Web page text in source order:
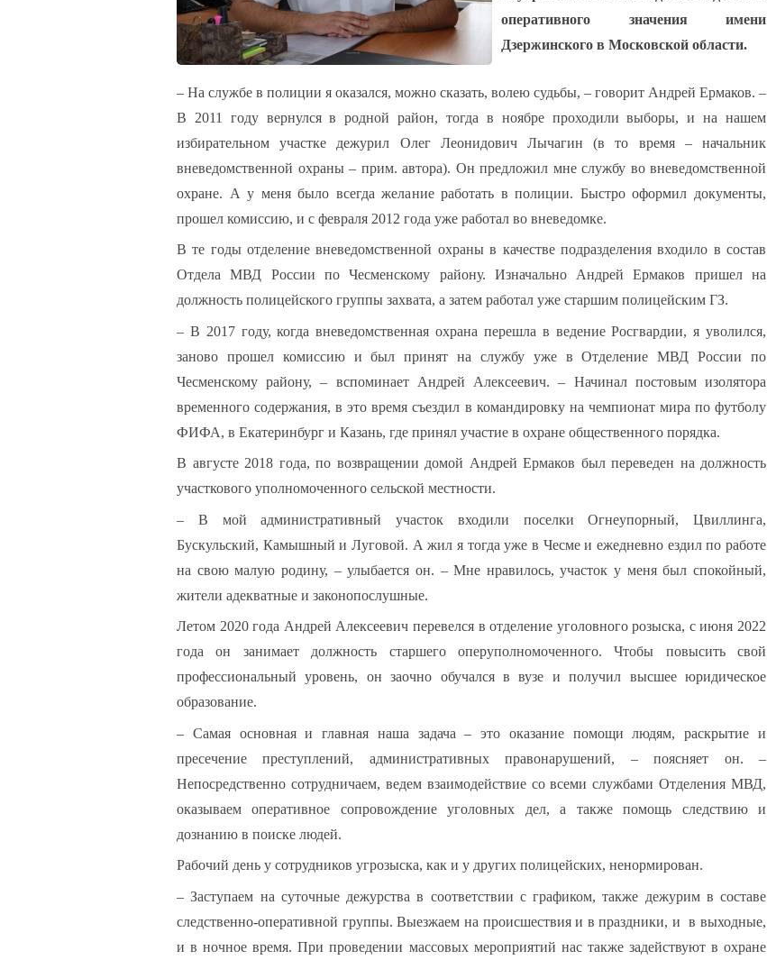
оперативного значения имени
Дзержинского в Московской области.
– На службе в полиции я оказался, можно сказать, волею судьбы, – говорит Андрей Ермаков. –
В 2011 году вернулся в родной район, тогда в ноябре проходили выборы, и на нашем
избирательном участке дежурил Олег Леонидович Лычагин (в то время – начальник
вневедомственной охраны – прим. автора). Он предложил мне службу во вневедомственной
охране. А у меня было всегда желание работать в полиции. Быстро оформил документы,
прошел комиссию, и с февраля 2012 года уже работал во вневедомке.
В те годы отделение вневедомственной охраны в качестве подразделения входило в состав
Отдела МВД России по Чесменскому району. Изначально Андрей Ермаков пришел на
должность полицейского группы захвата, а затем работал уже старшим полицейским ГЗ.
– В 2017 году, когда вневедомственная охрана перешла в ведение Росгвардии, я уволился,
заново прошел комиссию и был принят на службу уже в Отделение МВД России по
Чесменскому району, – вспоминает Андрей Алексеевич. – Начинал постовым изолятора
временного содержания, в это время съездил в командировку на чемпионат мира по футболу
ФИФА, в Екатеринбург и Казань, где принял участие в охране общественного порядка.
В августе 2018 года, по возвращении домой Андрей Ермаков был переведен на должность
участкового уполномоченного сельской местности.
– В мой административный участок входили поселки Огнеупорный, Цвиллинга,
Бускульский, Камышный и Луговой. А жил я тогда уже в Чесме и ежедневно ездил по работе
на свою малую родину, – улыбается он. – Мне нравилось, участок у меня был спокойный,
жители адекватные и законопослушные.
Летом 2020 года Андрей Алексеевич перевелся в отделение уголовного розыска, с июня 2022
года он занимает должность старшего оперуполномоченного. Чтобы повысить свой
профессиональный уровень, он заочно обучался в вузе и получил высшее юридическое
образование.
– Самая основная и главная наша задача – это оказание помощи людям, раскрытие и
пресечение преступлений, административных правонарушений, – поясняет он. –
Непосредственно сотрудничаем, ведем взаимодействие со всеми службами Отделения МВД,
оказываем оперативное сопровождение уголовных дел, а также помощь следствию и
дознанию в поиске людей.
Рабочий день у сотрудников угрозыска, как и у других полицейских, ненормирован.
– Заступаем на суточные дежурства в соответствии с графиком, также дежурим в составе
следственно-оперативной группы. Выезжаем на происшествия и в праздники, и в выходные,
и в ночное время. При проведении массовых мероприятий нас также задействуют в охране
ВОЙТИORЗАРЕГИСТРИРОВАТЬСЯ
LOG IN
Логин
Пароль
Забыли пароль?
COM_USERS_REGISTER_EMAIL2_LABEL *
COM_USERS_ORОтмена